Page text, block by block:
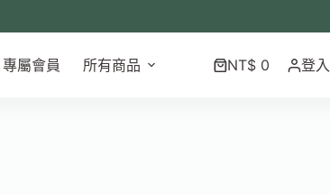
專屬會員 所有商品 NT$0 登入